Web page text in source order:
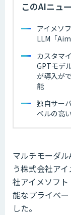
このAIニュ
アイメソ
LLM「
カスタマ
GPTモデ
が導入が
能
独自サー
ベルの高
マルチモーダ
う株式会社ア
社アイメソフ
能なプライベ
した。